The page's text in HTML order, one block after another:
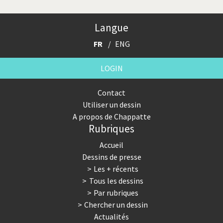
Langue
FR ENG
LOGIN
Contact
Utiliser un dessin
A propos de Chappatte
Rubriques
Accueil
Dessins de presse
Les + récents
Tous les dessins
Par rubriques
Chercher un dessin
Actualités